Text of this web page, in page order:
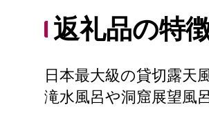
返礼品の特
日本最大級の貸切露天
滝水風呂や洞窟展望風